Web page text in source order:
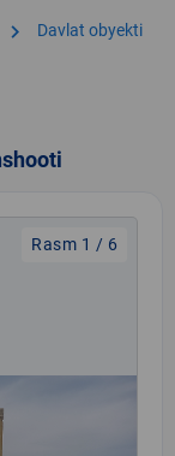
chevron_right Davlat obyekti
Rasm 1 / 6